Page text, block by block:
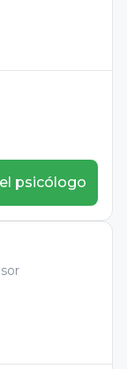
psicólogo